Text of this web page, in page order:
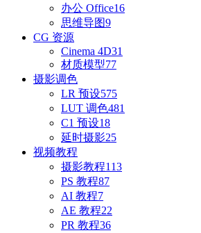
办公 Office16
思维导图9
CG 资源
Cinema 4D31
材质模型77
摄影调色
LR 预设575
LUT 调色481
C1 预设18
延时摄影25
视频教程
摄影教程113
PS 教程87
AI 教程7
AE 教程22
PR 教程36